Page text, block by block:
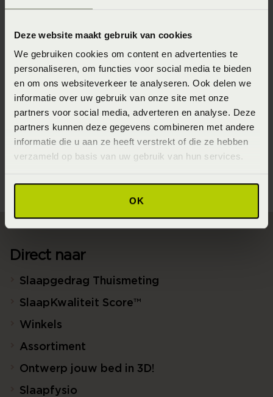
Deze website maakt gebruik van cookies
We gebruiken cookies om content en advertenties te
personaliseren, om functies voor social media te bieden
en om ons websiteverkeer te analyseren. Ook delen we
informatie over uw gebruik van onze site met onze
partners voor social media, adverteren en analyse. Deze
partners kunnen deze gegevens combineren met andere
informatie die u aan ze heeft verstrekt of die ze hebben
verzameld op basis van uw gebruik van hun services.
OK
bemiddelingsdeskundige vastgelegde schikking, een en
ander tenzij de deelnemer het bindend advies binnen
twee maanden na dagtekening daarvan ter toetsing aan
de rechter heeft voorgelegd en voor zover op de
overeenkomst, die ten grondslag ligt aan het bindend
advies of de schikkingsovereenkomst geen beroep op de
aanbetalingsgarantie gedaan kan worden.
Meer hierover is na te lezen in onderstaand document;
Actuele CBW-voorwaarden
Direct naar
Slaapgedrag Thuismeting
SlaapKwaliteit Score™
Winkels
Assortiment
Ontwerp jouw bed in 3D!
Slaapfysio